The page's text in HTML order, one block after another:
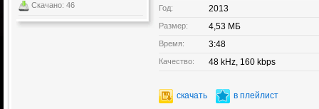
Скачано: 46 Год: 2013
Размер: 4,53 МБ
Время: 3:48
Качество: 48 kHz, 160 kbps
скачать в плейлист